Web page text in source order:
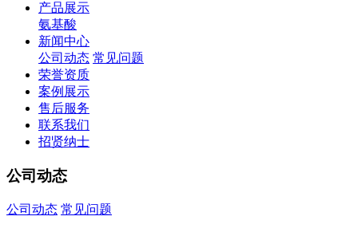
产品展示
氨基酸
新闻中心
公司动态 常见问题
荣誉资质
案例展示
售后服务
联系我们
招贤纳士
公司动态
公司动态 常见问题